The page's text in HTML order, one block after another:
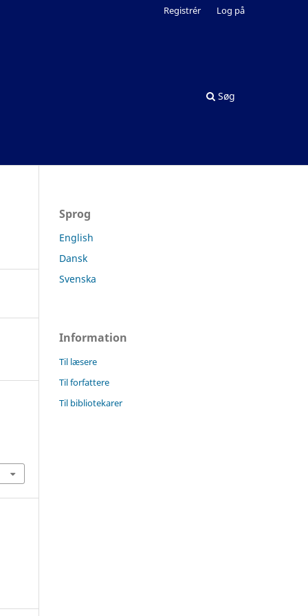
Søg
Registrér Log på
Sprog
English
Dansk
Svenska
Information
Til læsere
Til forfattere
Til bibliotekarer